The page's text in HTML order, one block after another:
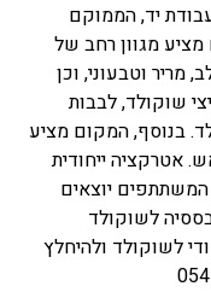
יד, הממוקם
מגוון רחב של
מריר וטבעוני, וכן
שוקולד, לבבות
בנוסף, המקום מציע
אטרקציה ייחודית
יוצאים
לשוקולד
לשוקולד ולהיחלץ